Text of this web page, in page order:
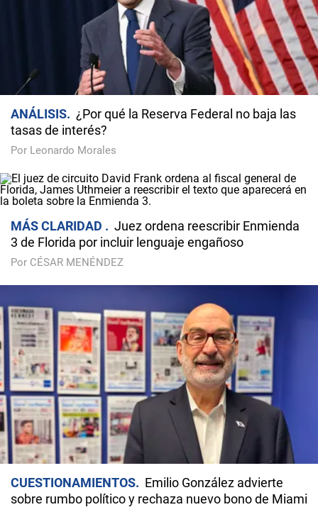
ANÁLISIS
¿Por qué la Reserva Federal no baja las
tasas de interés?
Por Leonardo Morales
MÁS CLARIDAD
Juez ordena reescribir Enmienda
3 de Florida por incluir lenguaje engañoso
Por CÉSAR MENÉNDEZ
CUESTIONAMIENTOS
Emilio González advierte
sobre rumbo político y rechaza nuevo bono de Miami